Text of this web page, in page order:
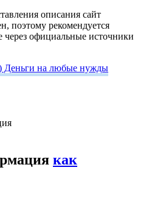
описания сайт
поэтому рекомендуется
через официальные источники
на любые нужды
как